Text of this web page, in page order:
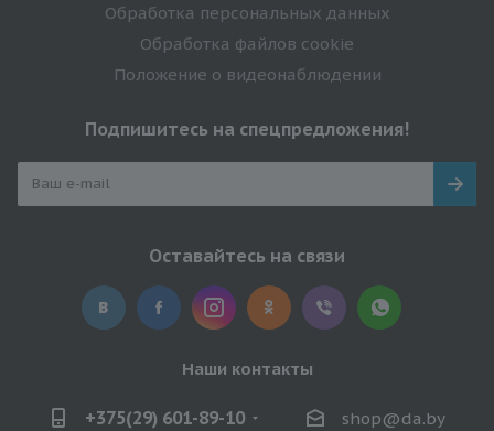
Обработка персональных данных
Обработка файлов cookie
Положение о видеонаблюдении
Подпишитесь на спецпредложения!
Оставайтесь на связи
Наши контакты
+375(29) 601-89-10 shop@da.by